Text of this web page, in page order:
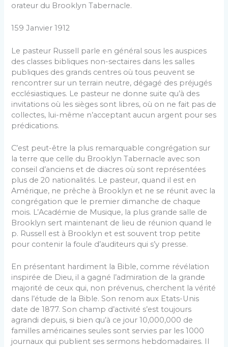
orateur du Brooklyn Tabernacle.
159 Janvier 1912
Le pasteur Russell parle en général sous les aus­pices
des classes bibliques non-sectaires dans les salles
publiques des grands centres où tous peuvent se
rencontrer sur un terrain neutre, dégagé des pré­jugés
ecclésiastiques. Le pasteur ne donne suite qu’à des
invitations où les sièges sont libres, où on ne fait pas de
collectes, lui-même n’acceptant aucun argent pour ses
prédications.
C’est peut-être la plus remarquable congrégation sur
la terre que celle du Brooklyn Tabernacle avec son
conseil d’anciens et de diacres où sont repré­sentées
plus de 20 nationalités. Le pasteur, quand il est en
Amérique, ne prêche à Brooklyn et ne se réunit avec la
congrégation que le premier di­manche de chaque
mois. L’Académie de Musique, la plus grande salle de
Brooklyn sert maintenant de lieu de réunion quand le
p. Russell est à Broo­klyn et est souvent trop petite
pour contenir la foule d’auditeurs qui s’y presse.
En présentant hardiment la Bible, comme révé­lation
inspirée de Dieu, il a gagné l’admiration de la grande
majorité de ceux qui, non prévenus, cher­chent la vérité
dans l’étude de la Bible. Son renom aux Etats-Unis
date de 1877. Son champ d’activité s’est toujours
agrandi depuis, si bien qu’à ce jour 10,000,000 de
familles américaines seules sont ser­vies par les 1000
journaux qui publient ses sermons hebdomadaires. Il